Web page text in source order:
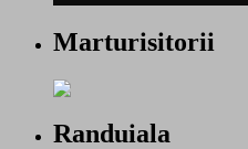
Marturisitorii
Randuiala